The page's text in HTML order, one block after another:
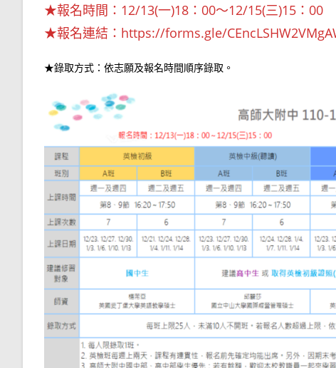
★報名時間：12/13(一)18：00～12/15(三)15：00
★報名連結：https://forms.gle/
★錄取方式：依志願及報名時間順序錄取。